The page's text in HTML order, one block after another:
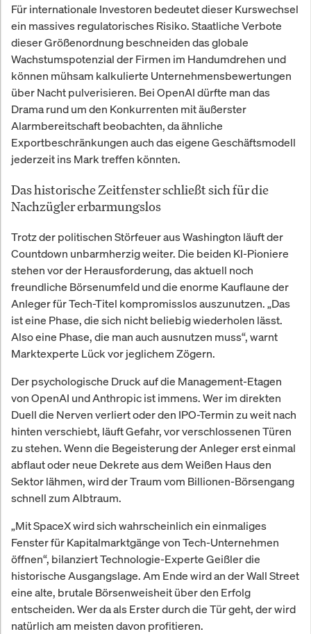
Für internationale Investoren bedeutet dieser Kurswechsel
ein massives regulatorisches Risiko. Staatliche Verbote
dieser Größenordnung beschneiden das globale
Wachstumspotenzial der Firmen im Handumdrehen und
können mühsam kalkulierte Unternehmensbewertungen
über Nacht pulverisieren. Bei OpenAI dürfte man das
Drama rund um den Konkurrenten mit äußerster
Alarmbereitschaft beobachten, da ähnliche
Exportbeschränkungen auch das eigene Geschäftsmodell
jederzeit ins Mark treffen könnten.
Das historische Zeitfenster schließt sich für die
Nachzügler erbarmungslos
Trotz der politischen Störfeuer aus Washington läuft der
Countdown unbarmherzig weiter. Die beiden KI-Pioniere
stehen vor der Herausforderung, das aktuell noch
freundliche Börsenumfeld und die enorme Kauflaune der
Anleger für Tech-Titel kompromisslos auszunutzen. „Das
ist eine Phase, die sich nicht beliebig wiederholen lässt.
Also eine Phase, die man auch ausnutzen muss“, warnt
Marktexperte Lück vor jeglichem Zögern.
Der psychologische Druck auf die Management-Etagen
von OpenAI und Anthropic ist immens. Wer im direkten
Duell die Nerven verliert oder den IPO-Termin zu weit nach
hinten verschiebt, läuft Gefahr, vor verschlossenen Türen
zu stehen. Wenn die Begeisterung der Anleger erst einmal
abflaut oder neue Dekrete aus dem Weißen Haus den
Sektor lähmen, wird der Traum vom Billionen-Börsengang
schnell zum Albtraum.
„Mit SpaceX wird sich wahrscheinlich ein einmaliges
Fenster für Kapitalmarktgänge von Tech-Unternehmen
öffnen“, bilanziert Technologie-Experte Geißler die
historische Ausgangslage. Am Ende wird an der Wall Street
eine alte, brutale Börsenweisheit über den Erfolg
entscheiden. Wer da als Erster durch die Tür geht, der wird
natürlich am meisten davon profitieren.